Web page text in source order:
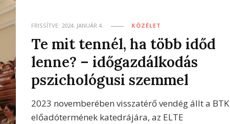
FRISSÍTVE: 2024. JANUÁR 4. KÖZÉLET
Te mit tennél, ha több időd
lenne? – időgazdálkodás
pszichológusi szemmel
2023 novemberében visszatérő vendég állt a BTK
előadótermének katedrájára, az ELTE